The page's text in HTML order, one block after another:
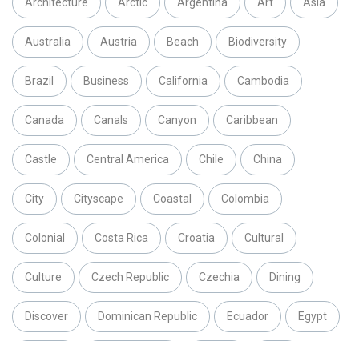
Architecture Arctic Argentina Art Asia
Australia Austria Beach Biodiversity
Brazil Business California Cambodia
Canada Canals Canyon Caribbean
Castle Central America Chile China
City Cityscape Coastal Colombia
Colonial Costa Rica Croatia Cultural
Culture Czech Republic Czechia Dining
Discover Dominican Republic Ecuador Egypt